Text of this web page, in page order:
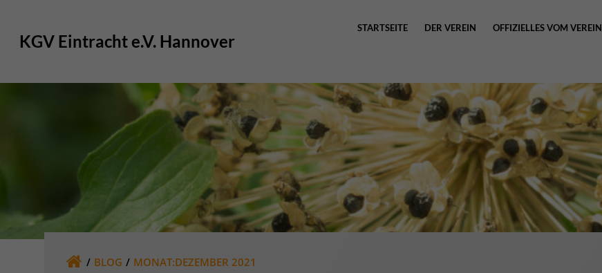
springenKGV Eintracht e.V. Hannover
STARTSEITE DER VEREIN OFFIZIELLES VOM VEREIN
BLOG MONAT:DEZEMBER 2021